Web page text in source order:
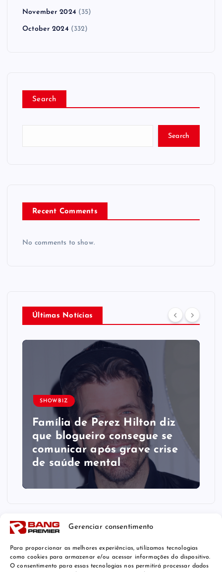
Gerenciar consentimento
Para proporcionar as melhores experiências, utilizamos tecnologias
como cookies para armazenar e/ou acessar informações do dispositivo.
O consentimento para essas tecnologias nos permitirá processar dados
November 2024 (35)
October 2024 (332)
Search
Search
Recent Comments
No comments to show.
Últimas Notícias
SHOWBIZ
Família de Perez Hilton diz
que blogueiro consegue se
comunicar após grave crise
de saúde mental